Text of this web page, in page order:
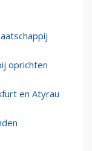
oprichten
en Atyrau